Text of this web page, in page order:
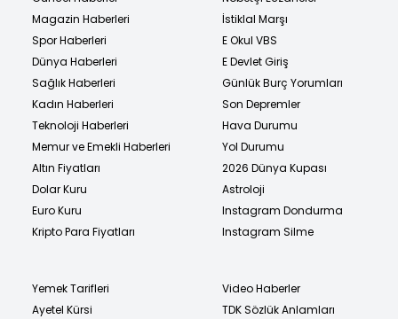
Magazin Haberleri
Spor Haberleri
Dünya Haberleri
Sağlık Haberleri
Kadın Haberleri
Teknoloji Haberleri
Memur ve Emekli Haberleri
Altın Fiyatları
Dolar Kuru
Euro Kuru
Kripto Para Fiyatları
İstiklal Marşı
E Okul VBS
E Devlet Giriş
Günlük Burç Yorumları
Son Depremler
Hava Durumu
Yol Durumu
2026 Dünya Kupası
Astroloji
Instagram Dondurma
Instagram Silme
Yemek Tarifleri
Ayetel Kürsi
Video Haberler
TDK Sözlük Anlamları